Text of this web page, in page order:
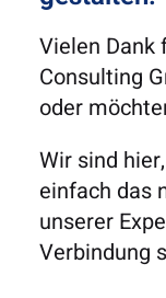
Vielen Dank
Consulting
oder
Wir sind
einfach das
unserer
Verbindung